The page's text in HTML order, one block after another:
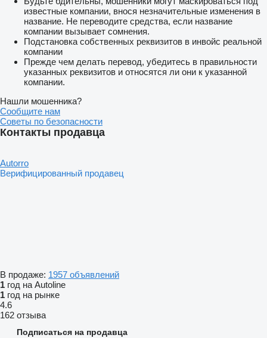
известные компании, внося незначительные изменения в
название. Не переводите средства, если название
компании вызывает сомнения.
Подстановка собственных реквизитов в инвойс реальной
компании
Прежде чем делать перевод, убедитесь в правильности
указанных реквизитов и относятся ли они к указанной
компании.
Нашли мошенника?
Сообщите нам
Советы по безопасности
Контакты продавца
Autorro
Верифицированный продавец
В продаже: 1957 объявлений
1 год на Autoline
1 год на рынке
4.6
162 отзыва
Подписаться на продавца